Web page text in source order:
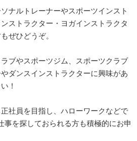
ナルトレーナーやスポーツインスト
ストラクター・ヨガインストラクタ
ぜひどうぞ。
ブやスポーツジム、スポーツクラブ
ダンスインストラクターに興味があ
！
社員を目指し、ハローワークなどで
事を探しておられる方も積極的にお申